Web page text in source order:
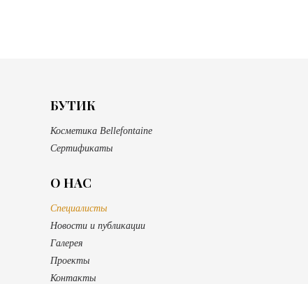
БУТИК
Косметика Bellefontaine
Сертификаты
О НАС
Специалисты
Новости и публикации
Галерея
Проекты
Контакты